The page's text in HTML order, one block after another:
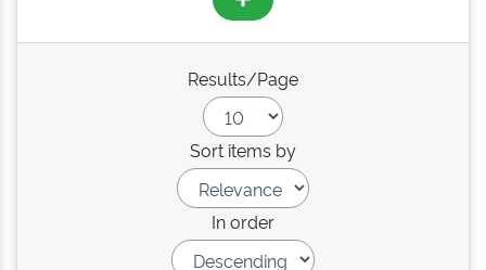
Results/Page
Sort items by
In order